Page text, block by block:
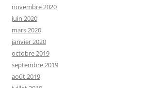
novembre 2020
juin 2020
mars 2020
janvier 2020
octobre 2019
septembre 2019
août 2019